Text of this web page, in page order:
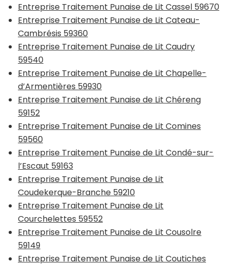
Entreprise Traitement Punaise de Lit Cassel 59670
Entreprise Traitement Punaise de Lit Cateau-
Cambrésis 59360
Entreprise Traitement Punaise de Lit Caudry
59540
Entreprise Traitement Punaise de Lit Chapelle-
d’Armentières 59930
Entreprise Traitement Punaise de Lit Chéreng
59152
Entreprise Traitement Punaise de Lit Comines
59560
Entreprise Traitement Punaise de Lit Condé-sur-
l’Escaut 59163
Entreprise Traitement Punaise de Lit
Coudekerque-Branche 59210
Entreprise Traitement Punaise de Lit
Courchelettes 59552
Entreprise Traitement Punaise de Lit Cousolre
59149
Entreprise Traitement Punaise de Lit Coutiches